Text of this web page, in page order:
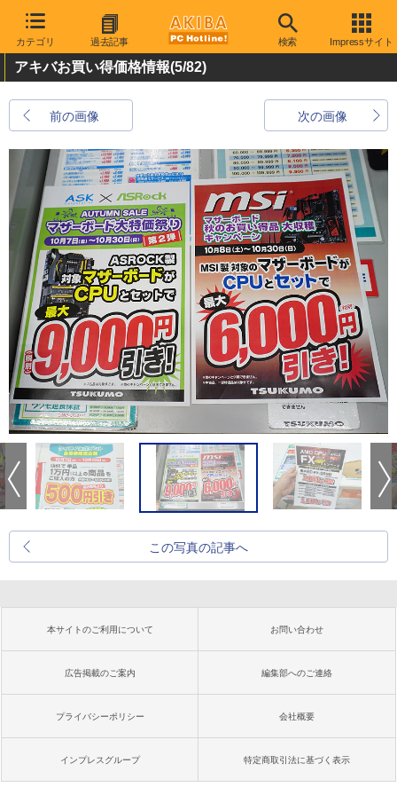
カテゴリ 過去記事 検索 Impressサイト
アキバお買い得価格情報(5/82)
前の画像 次の画像
この写真の記事へ
本サイトのご利用について お問い合わせ
広告掲載のご案内 編集部へのご連絡
プライバシーポリシー 会社概要
インプレスグループ 特定商取引法に基づく表示